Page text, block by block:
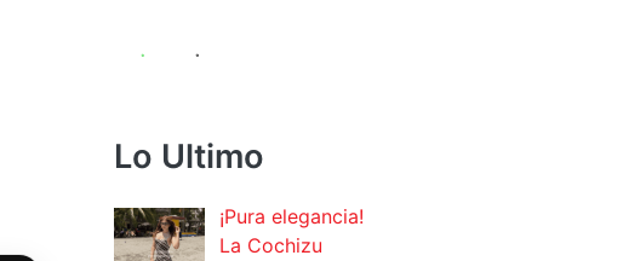
Lo Ultimo
¡Pura elegancia!
La Cochizu